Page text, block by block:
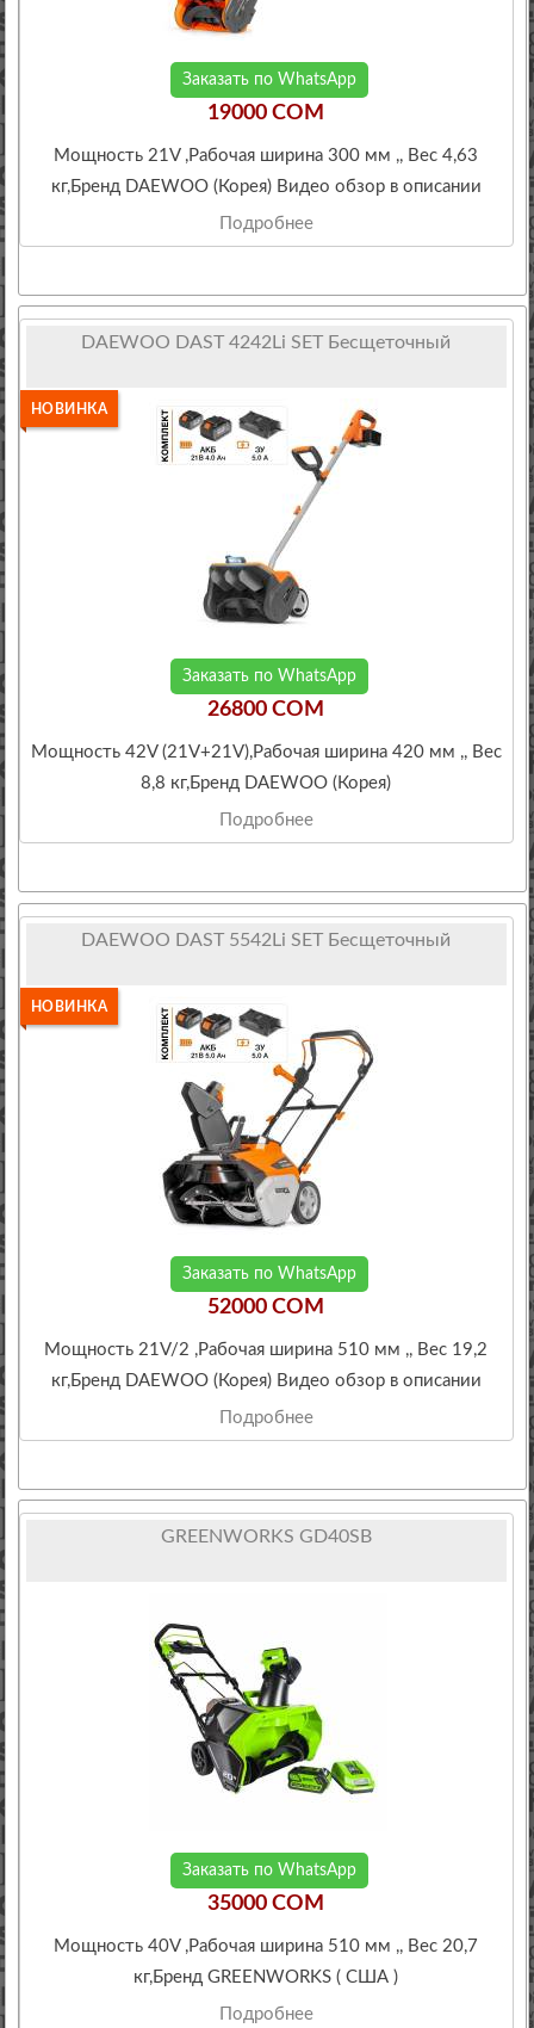
Заказать по WhatsApp
19000 COM
Мощность 21V ,Рабочая ширина 300 мм ,, Вес 4,63
кг,Бренд DAEWOO (Корея) Видео обзор в описании
Подробнее
DAEWOO DAST 4242Li SET Бесщеточный
НОВИНКА
Заказать по WhatsApp
26800 COM
Мощность 42V (21V+21V),Рабочая ширина 420 мм ,, Вес
8,8 кг,Бренд DAEWOO (Корея)
Подробнее
DAEWOO DAST 5542Li SET Бесщеточный
НОВИНКА
Заказать по WhatsApp
52000 COM
Мощность 21V/2 ,Рабочая ширина 510 мм ,, Вес 19,2
кг,Бренд DAEWOO (Корея) Видео обзор в описании
Подробнее
GREENWORKS GD40SB
Заказать по WhatsApp
35000 COM
Мощность 40V ,Рабочая ширина 510 мм ,, Вес 20,7
кг,Бренд GREENWORKS ( США )
Подробнее